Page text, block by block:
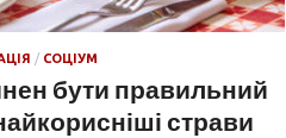
/ СОЦІУМ
бути правильний
страви